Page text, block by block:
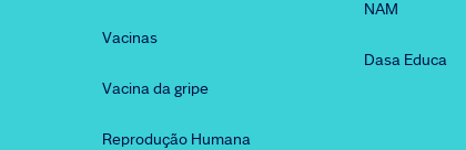
Vacinas
Vacina da gripe
Reprodução Humana
NAM
Dasa Educa